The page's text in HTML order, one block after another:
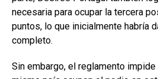
necesaria para ocupar la tercera
puntos, lo que inicialmente habría
completo.
Sin embargo, el reglamento